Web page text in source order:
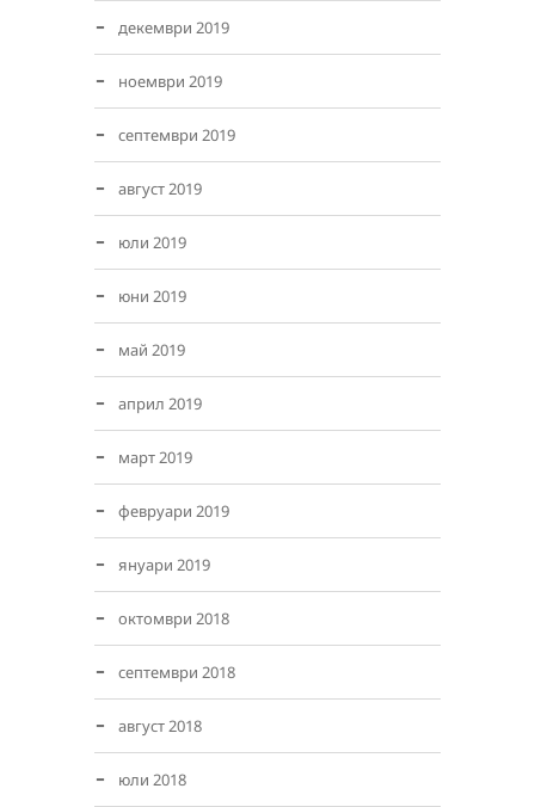
декември 2019
ноември 2019
септември 2019
август 2019
юли 2019
юни 2019
май 2019
април 2019
март 2019
февруари 2019
януари 2019
октомври 2018
септември 2018
август 2018
юли 2018